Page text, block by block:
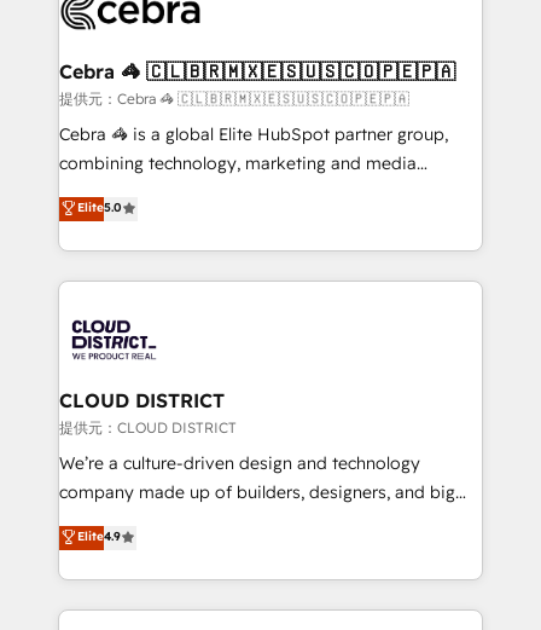
implementations, and 5,000+ pages ✨ CS: Clients
CS: 245% organic growth & +751% new visitors for a
full-funnel HubSpot project ✨ CS: 415% conversion
boost with a new HubSpot site Recognized leaders:
🏆 HubSpot Platform Migration Impact Award 🏆
Inbound Campaign of the Year 🏆 Gold AVA Digital
Award for Best Website 🌟 Accreditations: CRM
Cebra 🦓 🇨🇱🇧🇷🇲🇽🇪🇸🇺🇸🇨🇴🇵🇪🇵🇦
提供元：Cebra 🦓 🇨🇱🇧🇷🇲🇽🇪🇸🇺🇸🇨🇴🇵🇪🇵🇦
Cebra 🦓 is a global Elite HubSpot partner group,
combining technology, marketing and media
expertise across Latin America and Southern
Europe, with teams across 7 countries. Born in Chile,
we combine local insight with international reach to
help businesses grow through technology, creativity,
500+ HubSpot implementations, building end-to-
end solutions that integrate CRM, AI automation,
inbound and loop marketing, content, and digital
creativity. Our multicultural team works in Spanish,
Portuguese, and English to design scalable strategies
that drive measurable growth. 🌎 Highlights: • 10+
Platform Migration Excellence. • Top 3 Partner of the
Year LATAM 2022, 2023, 2024, 2025. • Partner of the
Elite5.0
CLOUD DISTRICT
提供元：CLOUD DISTRICT
We’re a culture-driven design and technology
company made up of builders, designers, and big
thinkers. We blend strategy, design, and
development—always fueled by curiosity—to turn
ideas, opportunities, and challenges into meaningful
experiences. To us, technology is more than just
Elite4.9